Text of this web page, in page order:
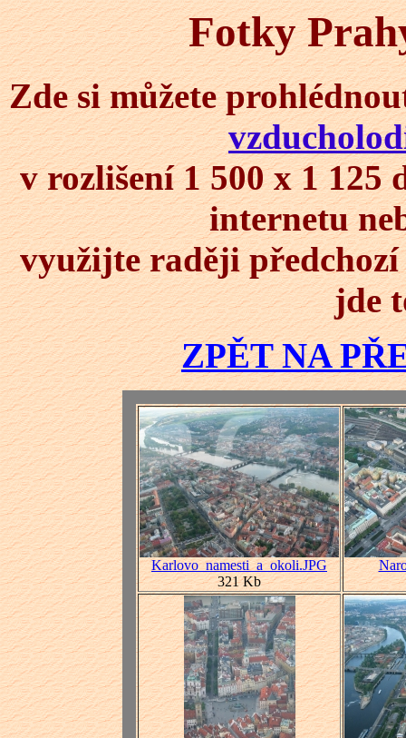
Fotky
Zde si můžete
v rozlišení 1 500 x 1
internetu
využijte raději předchozí
jde
ZPĚT NA
Karlovo_namesti_a_okoli.JPG
321 Kb